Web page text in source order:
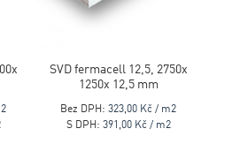
SVD fermacell 12,5, 2750x
1250x 12,5 mm
Bez DPH: 323,00 Kč / m2
S DPH: 391,00 Kč / m2